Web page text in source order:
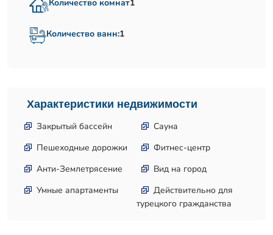
Количество комнат1
Количество ванн:1
Характеристики недвижимости
Закрытый бассейн
Сауна
Пешеходные дорожки
Фитнес-центр
Анти-Землетрясение
Вид на город
Умные апартаменты
Действительно для
турецкого гражданства